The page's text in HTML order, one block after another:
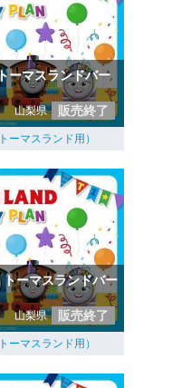
ーマスランドバー
山梨県 販売終了
ーマスランド用）
ーマスランドバー
山梨県 販売終了
ーマスランド用）